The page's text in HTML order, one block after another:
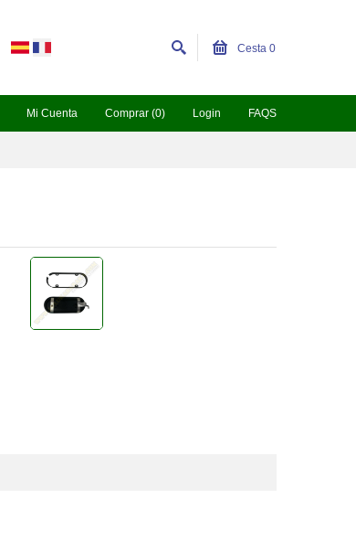
Mi Cuenta Comprar (0) Login FAQS
Cesta 0